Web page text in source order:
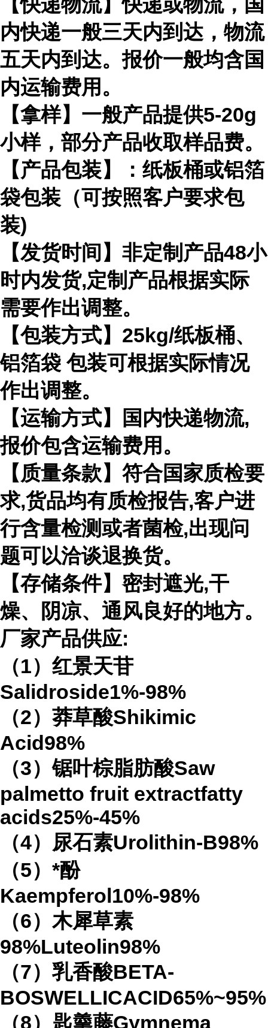
内快递一般三天内到达，物流
五天内到达。报价一般均含国
内运输费用。
【拿样】一般产品提供5-20g
小样，部分产品收取样品费。
【产品包装】：纸板桶或铝箔
袋包装（可按照客户要求包
装)
【发货时间】非定制产品48小
时内发货,定制产品根据实际
需要作出调整。
【包装方式】25kg/纸板桶、
铝箔袋 包装可根据实际情况
作出调整。
【运输方式】国内快递物流,
报价包含运输费用。
【质量条款】符合国家质检要
求,货品均有质检报告,客户进
行含量检测或者菌检,出现问
题可以洽谈退换货。
【存储条件】密封遮光,干
燥、阴凉、通风良好的地方。
厂家产品供应:
（1）红景天苷
Salidroside1%-98%
（2）莽草酸Shikimic
Acid98%
（3）锯叶棕脂肪酸Saw
palmetto fruit extractfatty
acids25%-45%
（4）尿石素Urolithin-B98%
（5）*酚
Kaempferol10%-98%
（6）木犀草素
98%Luteolin98%
（7）乳香酸BETA-
BOSWELLICACID65%~95%
（8）匙羹藤Gymnema